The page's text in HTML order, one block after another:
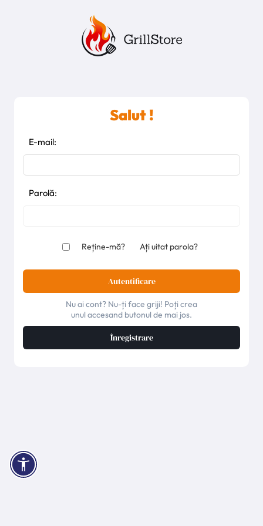
Salut !
E-mail:
Parolă:
Reține-mă? Ați uitat parola?
Autentificare
Nu ai cont? Nu-ți face griji! Poți crea
unul accesand butonul de mai jos.
Înregistrare